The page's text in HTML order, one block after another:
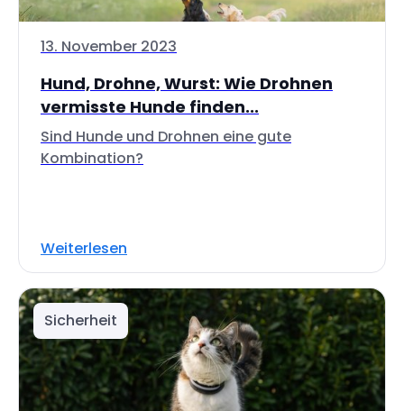
13. November 2023
Hund, Drohne, Wurst: Wie Drohnen
vermisste Hunde finden...
Sind Hunde und Drohnen eine gute
Kombination?
Weiterlesen
Sicherheit